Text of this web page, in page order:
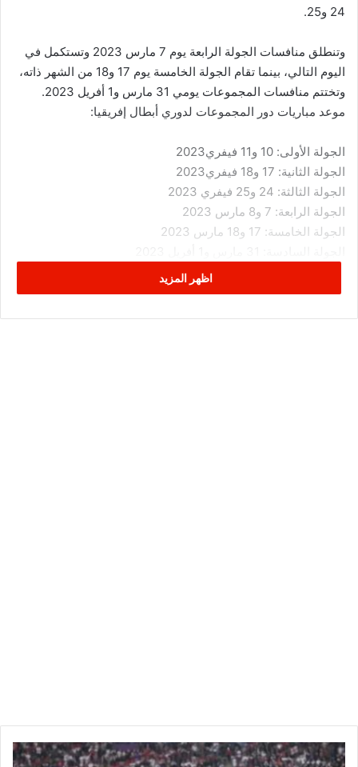
24 و25.
وتنطلق منافسات الجولة الرابعة يوم 7 مارس 2023 وتستكمل في
اليوم التالي، بينما تقام الجولة الخامسة يوم 17 و18 من الشهر ذاته،
وتختتم منافسات المجموعات يومي 31 مارس و1 أفريل 2023.
موعد مباريات دور المجموعات لدوري أبطال إفريقيا:
الجولة الأولى: 10 و11 فيفري2023
الجولة الثانية: 17 و18 فيفري2023
الجولة الثالثة: 24 و25 فيفري 2023
الجولة الرابعة: 7 و8 مارس 2023
الجولة الخامسة: 17 و18 مارس 2023
اظهر المزيد
كأس